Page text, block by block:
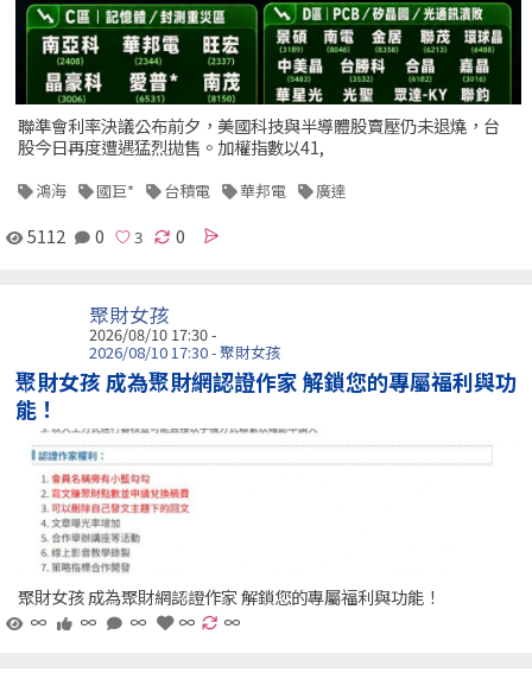
聯準會利率決議公布前夕，美國科技與半導體股賣壓仍未退燒，台
股今日再度遭遇猛烈拋售。加權指數以41,
鴻海 國巨* 台積電 華邦電 廣達
5112 0 0
聚財女孩
2026/08/10 17:30 -
2026/08/10 17:30 - 聚財女孩
聚財女孩 成為聚財網認證作家 解鎖您的專屬福利與功
能！
聚財女孩 成為聚財網認證作家 解鎖您的專屬福利與功能！
∞
∞ ∞ ∞ ∞